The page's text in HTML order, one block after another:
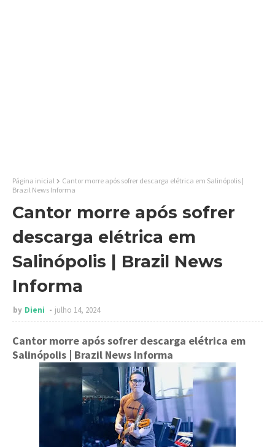
Página inicial
Cantor morre após sofrer descarga elétrica em Salinópolis |
Brazil News Informa
Cantor morre após sofrer
descarga elétrica em
Salinópolis | Brazil News
Informa
by Dieni julho 14, 2024
Cantor morre após sofrer descarga elétrica em
Salinópolis | Brazil News Informa